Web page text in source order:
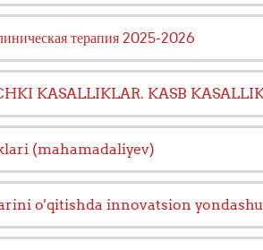
терапия 2025-2026
KASALLIKLAR. KASB
(mahamadaliyev)
o'qitishda innovatsion